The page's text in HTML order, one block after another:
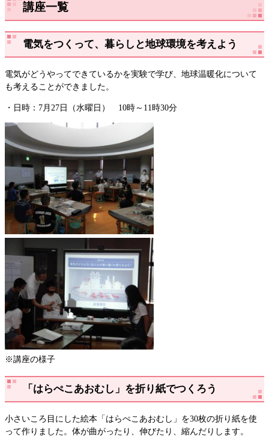
講座一覧
電気をつくって、暮らしと地球環境を考えよう
電気がどうやってできているかを実験で学び、地球温暖化について
も考えることができました。
・日時：7月27日（水曜日） 10時～11時30分
※講座の様子
「はらぺこあおむし」を折り紙でつくろう
小さいころ目にした絵本「はらぺこあおむし」を30枚の折り紙を使
って作りました。体が曲がったり、伸びたり、縮んだりします。